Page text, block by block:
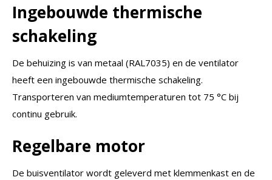
Ingebouwde thermische
schakeling
De behuizing is van metaal (RAL7035) en de ventilator
heeft een ingebouwde thermische schakeling.
Transporteren van mediumtemperaturen tot 75 °C bij
continu gebruik.
Regelbare motor
De buisventilator wordt geleverd met klemmenkast en de